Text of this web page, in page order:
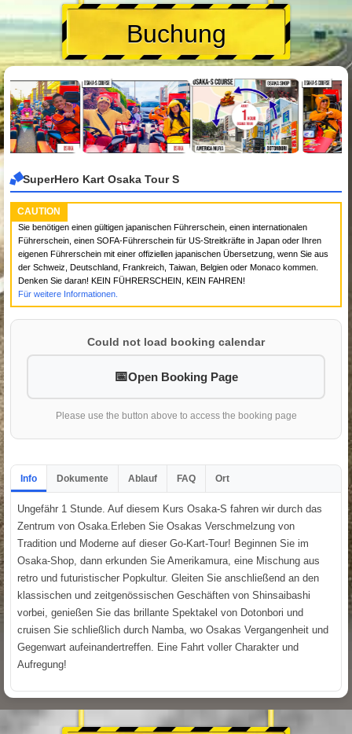
Buchung
SuperHero Kart Osaka Tour S
CAUTION
Sie benötigen einen gültigen japanischen Führerschein, einen internationalen
Führerschein, einen SOFA-Führerschein für US-Streitkräfte in Japan oder Ihren
eigenen Führerschein mit einer offiziellen japanischen Übersetzung, wenn Sie aus
der Schweiz, Deutschland, Frankreich, Taiwan, Belgien oder Monaco kommen.
Denken Sie daran! KEIN FÜHRERSCHEIN, KEIN FAHREN!
Für weitere Informationen.
Could not load booking calendar
Open Booking Page
Please use the button above to access the booking page
Info Dokumente Ablauf FAQ Ort
Ungefähr 1 Stunde. Auf diesem Kurs Osaka-S fahren wir durch das
Zentrum von Osaka.Erleben Sie Osakas Verschmelzung von
Tradition und Moderne auf dieser Go-Kart-Tour! Beginnen Sie im
Osaka-Shop, dann erkunden Sie Amerikamura, eine Mischung aus
retro und futuristischer Popkultur. Gleiten Sie anschließend an den
klassischen und zeitgenössischen Geschäften von Shinsaibashi
vorbei, genießen Sie das brillante Spektakel von Dotonbori und
cruisen Sie schließlich durch Namba, wo Osakas Vergangenheit und
Gegenwart aufeinandertreffen. Eine Fahrt voller Charakter und
Aufregung!